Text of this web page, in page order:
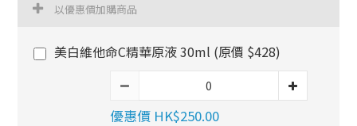
以優惠價加購商品
美白維他命C精華原液 30ml (原價 $428)
優惠價 HK$250.00